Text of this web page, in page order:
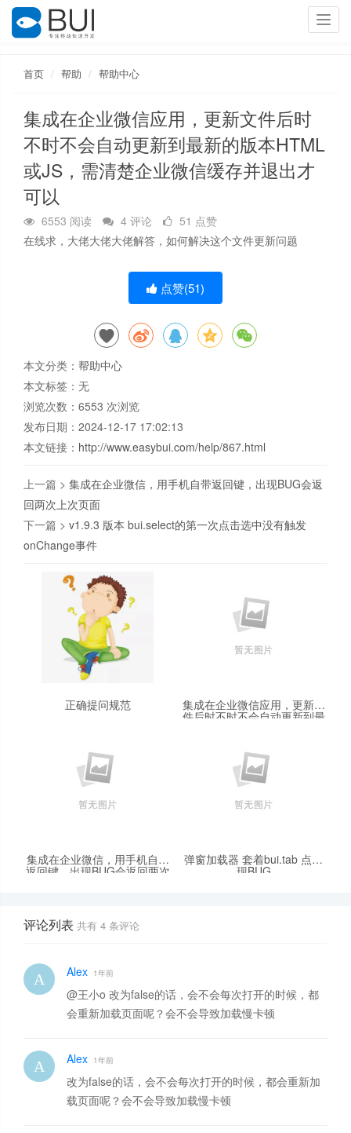
首页 帮助 帮助中心
集成在企业微信应用，更新文件后时
不时不会自动更新到最新的版本HTML
或JS，需清楚企业微信缓存并退出才
可以
6553 阅读 4 评论
51 点赞
在线求，大佬大佬大佬解答，如何解决这个文件更新问题
点赞(51)
本文分类： 帮助中心
本文标签：无
浏览次数： 6553 次浏览
发布日期：2024-12-17 17:02:13
本文链接： http://www.easybui.com/help/867.html
上一篇 > 集成在企业微信，用手机自带返回键，出现BUG会返
回两次上次页面
下一篇 > v1.9.3 版本 bui.select的第一次点击选中没有触发
onChange事件
正确提问规范 集成在企业微信应用，更新文
件后时不时不会自动更新到最
集成在企业微信，用手机自带
返回键，出现BUG会返回两次
弹窗加载器 套着bui.tab 点出
现BUG
评论列表 共有 4 条评论
Alex 1年前
@王小o 改为false的话，会不会每次打开的时候，都
会重新加载页面呢？会不会导致加载慢卡顿
Alex 1年前
改为false的话，会不会每次打开的时候，都会重新加
载页面呢？会不会导致加载慢卡顿